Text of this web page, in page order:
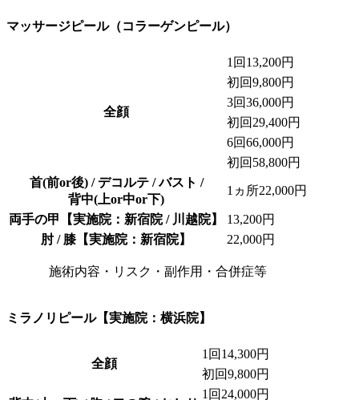
マッサージピール（コラーゲンピール）
全顔
1回 13,200円
初回9,800円
3回36,000円
初回 29,400円
6回66,000円
初回 58,800円
首(前or後) / デコルテ / バスト /
背中(上or中or下)
1ヵ所22,000円
両手の甲 【実施院：新宿院 / 川越院】
13,200円
肘 / 膝【実施院：新宿院】 22,000円
施術内容・リスク・副作用・合併症等
ミラノリピール【実施院：横浜院】
全顔
1回 14,300円
初回9,800円
1回24,000円